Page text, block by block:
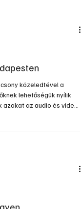
közeledtével a
lehetőségük nyílik
az audio és video